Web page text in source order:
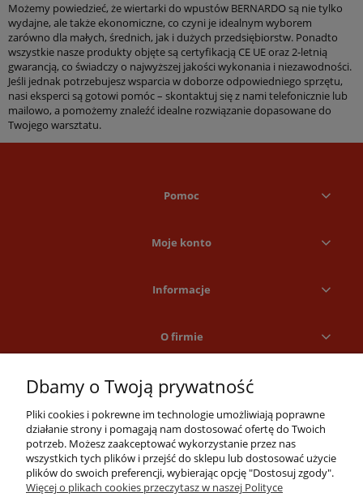
Możemy powiedzieć, że wiertarki do wpustów BERNARDO są nie tylko
wydajne, ale także ekonomiczne, co czyni je idealnym wyborem
zarówno dla małych, średnich, jak i dużych przedsiębiorstw. Ponadto
wszystkie nasze produkty objęte są certyfikacją CE UE oraz 2-letnią
gwarancją, co świadczy o najwyższej jakości wykonania i niezawodności.
Jeśli jednak potrzebujesz wsparcia w doborze odpowiedniego sprzętu,
nasi eksperci są gotowi pomóc – skontaktuj się z nami telefonicznie lub
mailowo, a pomożemy znaleźć idealne rozwiązanie dopasowane do
Twojego warsztatu.
Pomoc
Moje konto
Informacje
O firmie
Masz pytania?
Zadzwoń lub napisz
Dbamy o Twoją prywatność
Pliki cookies i pokrewne im technologie umożliwiają poprawne
działanie strony i pomagają nam dostosować ofertę do Twoich
potrzeb. Możesz zaakceptować wykorzystanie przez nas
wszystkich tych plików i przejść do sklepu lub dostosować użycie
plików do swoich preferencji, wybierając opcję "Dostosuj zgody".
Więcej o plikach cookies przeczytasz w naszej Polityce